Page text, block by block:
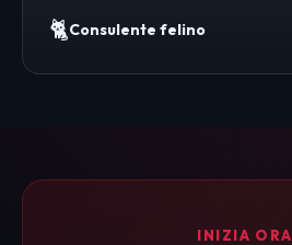
🐈Consulente felino
INIZIA ORA